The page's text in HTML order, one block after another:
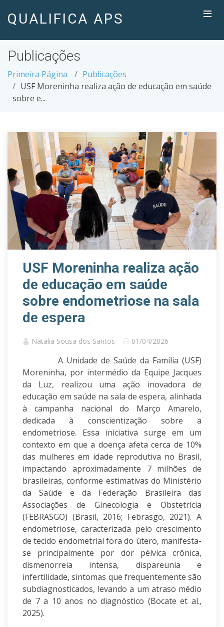
QUALIFICA APS
Publicações
Primeira Página
Publicações
USF Moreninha realiza ação de educação em saúde
sobre e...
USF Moreninha realiza ação
de educação em saúde
sobre endometriose na sala
de espera
Natalia Sousa dos Santos 01/04/2026
A Unidade de Saúde da Família (USF)
Moreninha, por intermédio da Equipe Jacques
da Luz, realizou uma ação inovadora de
educação em saúde na sala de espera, alinhada
à campanha nacional do Março Amarelo,
dedicada à conscientização sobre a
endometriose. Essa iniciativa surge em um
contexto em que a doença afeta cerca de 10%
das mulheres em idade reprodutiva no Brasil,
impactando aproximadamente 7 milhões de
brasileiras, conforme estimativas do Ministério
da Saúde e da Federação Brasileira das
Associações de Ginecologia e Obstetrícia
(FEBRASGO) (Brasil, 2016; Febrasgo, 2021). A
endometriose, caracterizada pelo crescimento
de tecido endometrial fora do útero, manifesta-
se principalmente por dor pélvica crônica,
dismenorreia intensa, dispareunia e
infertilidade, sintomas que frequentemente são
subdiagnosticados, levando a um atraso médio
de 7 a 10 anos no diagnóstico (Bocate et al.,
2025).